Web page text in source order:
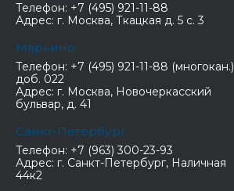
Телефон: +7 (495) 921-11-88
Адрес: г. Москва, Ткацкая д. 5 с. 3
Марьино
Телефон: +7 (495) 921-11-88 (многокан.)
доб. 022
Адрес: г. Москва, Новочеркасский
бульвар, д. 41
Санкт-Петербург
Телефон: +7 (963) 300-23-93
Адрес: г. Санкт-Петербург, Наличная
44к2